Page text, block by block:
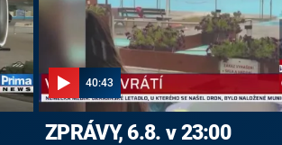
40:43
ZPRÁVY, 6.8. v 23:00